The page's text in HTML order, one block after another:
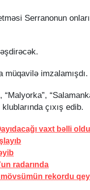
Serranonun
müqavilə imzalamışdı.
çıxış edib.
vaxt bəlli oldu
radarında
rekordu